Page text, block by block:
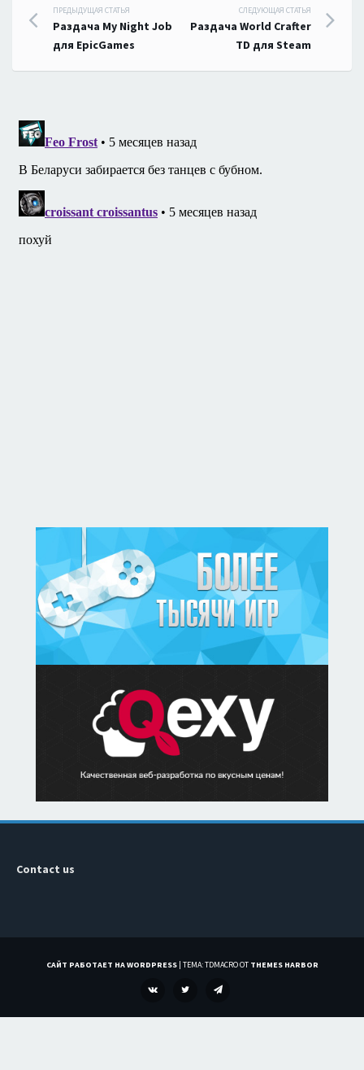
Навигация
по
записям
ПРЕДЫДУЩАЯ СТАТЬЯ
Раздача My Night Job
для EpicGames
СЛЕДУЮЩАЯ СТАТЬЯ
Раздача World Crafter
TD для Steam
Contact us
САЙТ РАБОТАЕТ НА WORDPRESS | ТЕМА: TDMACRO ОТ THEMES HARBOR
TWITTER